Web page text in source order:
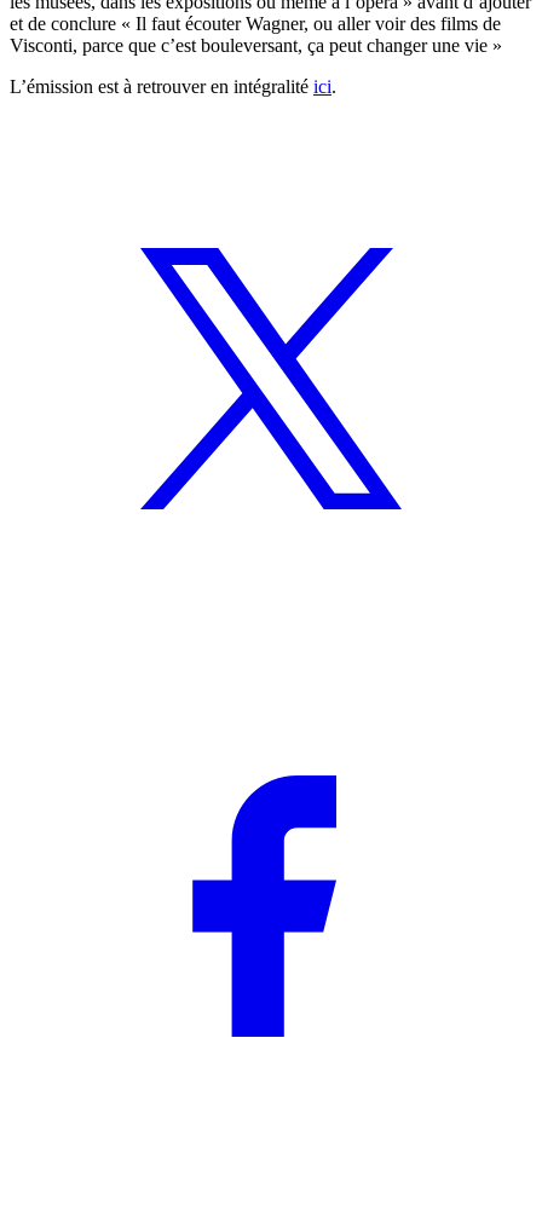
et de conclure « Il faut écouter Wagner, ou aller voir des films de
Visconti, parce que c’est bouleversant, ça peut changer une vie »
L’émission est à retrouver en intégralité ici.